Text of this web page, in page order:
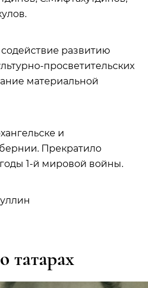
развитию
просветительских
материальной
и
Прекратило
1-й мировой войны.
татарах